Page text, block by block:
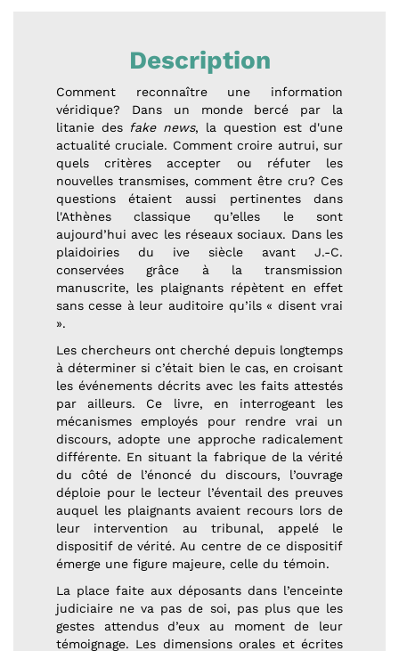
Description
Comment reconnaître une information
véridique? Dans un monde bercé par la
litanie des fake news, la question est d'une
actualité cruciale. Comment croire autrui, sur
quels critères accepter ou réfuter les
nouvelles transmises, comment être cru? Ces
questions étaient aussi pertinentes dans
l'Athènes classique qu’elles le sont
aujourd’hui avec les réseaux sociaux. Dans les
plaidoiries du ive siècle avant J.-C.
conservées grâce à la transmission
manuscrite, les plaignants répètent en effet
sans cesse à leur auditoire qu’ils « disent vrai
».
Les chercheurs ont cherché depuis longtemps
à déterminer si c’était bien le cas, en croisant
les événements décrits avec les faits attestés
par ailleurs. Ce livre, en interrogeant les
mécanismes employés pour rendre vrai un
discours, adopte une approche radicalement
différente. En situant la fabrique de la vérité
du côté de l’énoncé du discours, l’ouvrage
déploie pour le lecteur l’éventail des preuves
auquel les plaignants avaient recours lors de
leur intervention au tribunal, appelé le
dispositif de vérité. Au centre de ce dispositif
émerge une figure majeure, celle du témoin.
La place faite aux déposants dans l’enceinte
judiciaire ne va pas de soi, pas plus que les
gestes attendus d’eux au moment de leur
témoignage. Les dimensions orales et écrites